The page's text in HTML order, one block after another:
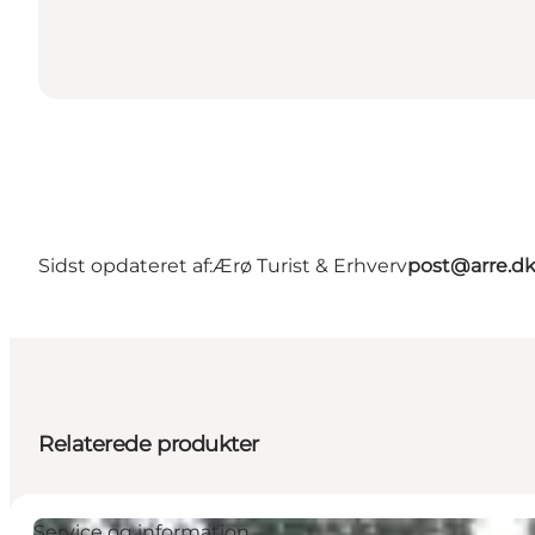
Sidst opdateret af:Ærø Turist & Erhvervpost@arre.dk
Relaterede produkter